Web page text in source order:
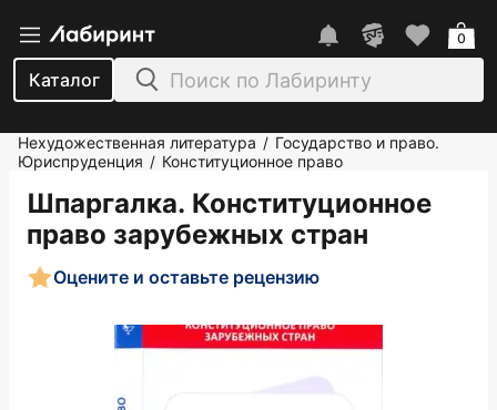
Каталог
0
Нехудожественная литература / Государство и право.
Юриспруденция / Конституционное право
Шпаргалка. Конституционное
право зарубежных стран
Оцените и оставьте рецензию